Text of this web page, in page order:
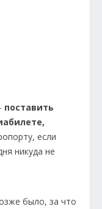
поставить
если
никуда не
было, за что